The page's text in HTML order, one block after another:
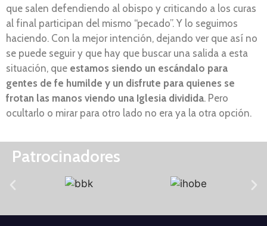
que salen defendiendo al obispo y criticando a los curas
al final participan del mismo “pecado”. Y lo seguimos
haciendo. Con la mejor intención, dejando ver que así no
se puede seguir y que hay que buscar una salida a esta
situación, que estamos siendo un escándalo para
gentes de fe humilde y un disfrute para quienes se
frotan las manos viendo una Iglesia dividida. Pero
ocultarlo o mirar para otro lado no era ya la otra opción.
Patrocinadores